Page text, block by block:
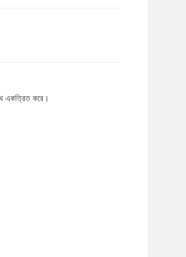
একত্রিত করে।